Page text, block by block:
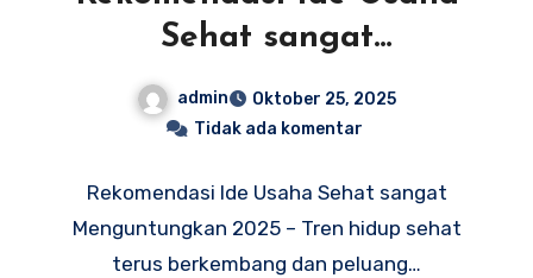
Sehat sangat
Menguntungkan 2025
admin
Oktober 25, 2025
Tidak ada komentar
Rekomendasi Ide Usaha Sehat sangat
Menguntungkan 2025 – Tren hidup sehat
terus berkembang dan peluang…